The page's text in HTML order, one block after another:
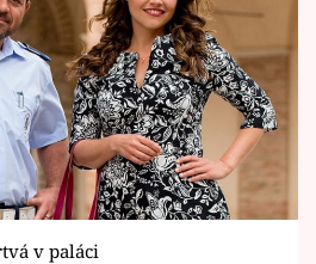
Vary
v paláci